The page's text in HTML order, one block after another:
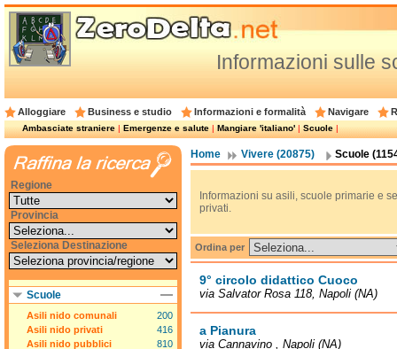
Informazioni sulle
Alloggiare Business e studio Informazioni e formalità Navigare
Ambasciate straniere|Emergenze e salute|Mangiare 'italiano'|Scuole|
Home Vivere (20875) Scuole
Informazioni su asili, scuole primarie e
privati.
Ordina per
9° circolo didattico Cuoco
via Salvator Rosa 118, Napoli (NA)
a Pianura
via Cannavino , Napoli (NA)
Regione
Provincia
Seleziona Destinazione
Scuole
Asili nido comunali
200
Asili nido privati
416
Asili nido pubblici
810